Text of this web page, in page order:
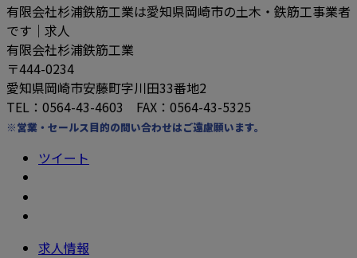
有限会社杉浦鉄筋工業は愛知県岡崎市の土木・鉄筋工事業者
です｜求人
有限会社杉浦鉄筋工業
〒444-0234
愛知県岡崎市安藤町字川田33番地2
TEL：0564-43-4603 FAX：0564-43-5325
※営業・セールス目的の問い合わせはご遠慮願います。
ツイート
求人情報